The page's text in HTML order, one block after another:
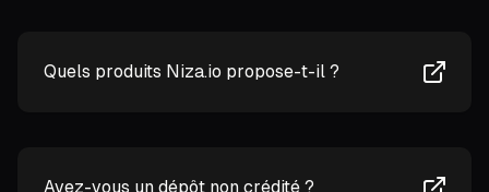
Quels produits Niza.io propose-t-il ?
Avez-vous un dépôt non crédité ?